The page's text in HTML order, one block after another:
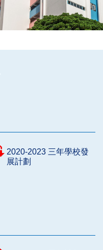
2020-2023 三年學校發
展計劃